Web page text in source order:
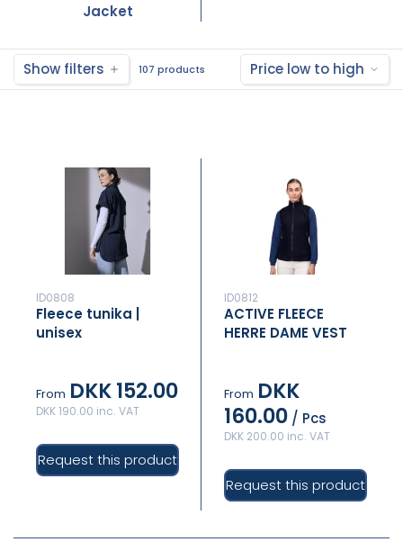
Jacket
Show filters 107 products Price low to high
ID0808
Fleece tunika |
unisex
From DKK 152.00
DKK 190.00 inc. VAT
Request this product
ID0812
ACTIVE FLEECE
HERRE DAME VEST
From DKK
160.00 / Pcs
DKK 200.00 inc. VAT
Request this product